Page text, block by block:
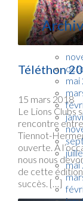
Téléthon
15 mars 2018
Le Lions Clubs
rencontre
Tiennot-
ouverte. A
nous nous
de cette édition
succès. […]
mai
mai